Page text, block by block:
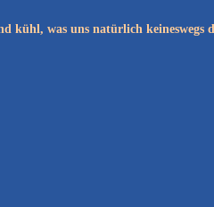
kühl, was uns natürlich keineswegs